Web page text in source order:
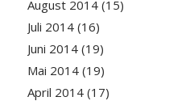
August 2014(15)
Juli 2014(16)
Juni 2014(19)
Mai 2014(19)
April 2014(17)